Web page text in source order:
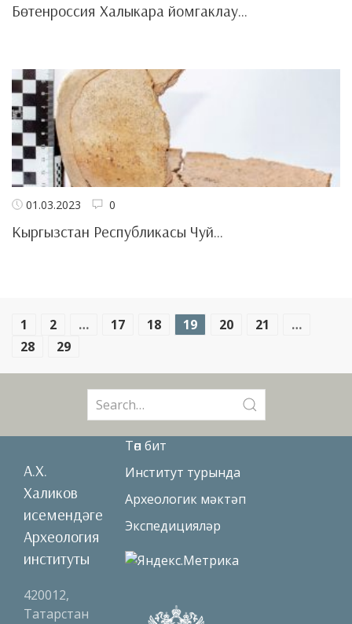
Бөтенроссия Халыкара йомгаклау...
01.03.2023 0
Кыргызстан Республикасы Чуй...
1 2 … 17 18 19 20 21
…
28
29
for:
А.Х.
Халиков
исемендәге
Археология
институты
420012,
Татарстан
Төп бит
Институт турында
Археологик мәктәп
Экспедицияләр